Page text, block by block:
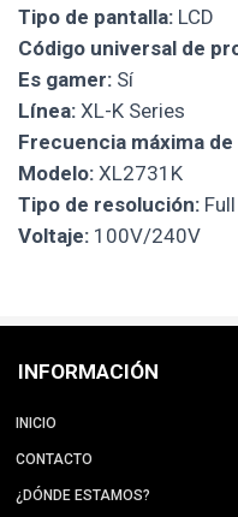
Tipo de pantalla: LCD
Código universal de
Es gamer: Sí
Línea: XL-K Series
Frecuencia máxima
Modelo: XL2731K
Tipo de resolución:
Voltaje: 100V/240V
INFORMACIÓN
INICIO
CONTACTO
¿DÓNDE ESTAMOS?